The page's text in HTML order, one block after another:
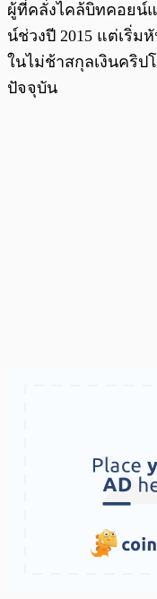
ผู้ที่คลั่งไคล้บิทคอยน์
น์ช่วงปี 2015 แต่เริ่ม
ในไม่ช้าสกุลเงินคริป
ปัจจุบัน